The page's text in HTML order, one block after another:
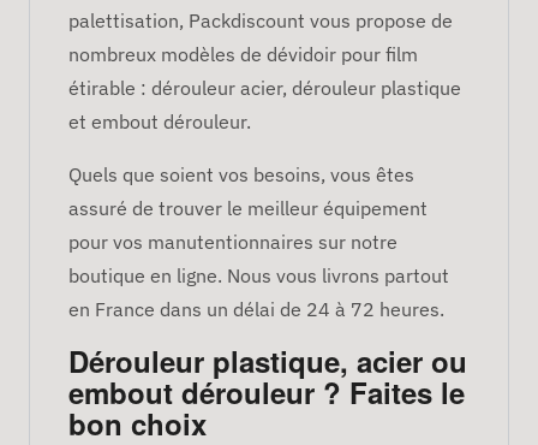
palettisation, Packdiscount vous propose de
nombreux modèles de dévidoir pour film
étirable : dérouleur acier, dérouleur plastique
et embout dérouleur.
Quels que soient vos besoins, vous êtes
assuré de trouver le meilleur équipement
pour vos manutentionnaires sur notre
boutique en ligne. Nous vous livrons partout
en France dans un délai de 24 à 72 heures.
Dérouleur plastique, acier ou
embout dérouleur ? Faites le
bon choix